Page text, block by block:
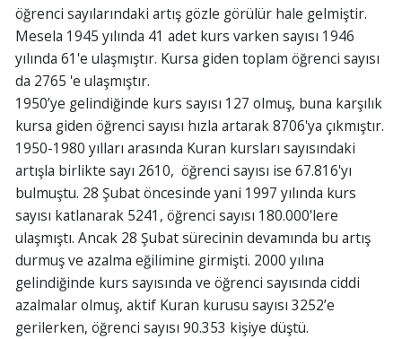
öğrenci sayılarındaki artış gözle görülür hale gelmiştir.
Mesela 1945 yılında 41 adet kurs varken sayısı 1946
yılında 61'e ulaşmıştır. Kursa giden toplam öğrenci sayısı
da 2765 'e ulaşmıştır.
1950’ye gelindiğinde kurs sayısı 127 olmuş, buna karşılık
kursa giden öğrenci sayısı hızla artarak 8706'ya çıkmıştır.
1950-1980 yılları arasında Kuran kursları sayısındaki
artışla birlikte sayı 2610, öğrenci sayısı ise 67.816'yı
bulmuştu. 28 Şubat öncesinde yani 1997 yılında kurs
sayısı katlanarak 5241, öğrenci sayısı 180.000'lere
ulaşmıştı. Ancak 28 Şubat sürecinin devamında bu artış
durmuş ve azalma eğilimine girmişti. 2000 yılına
gelindiğinde kurs sayısında ve öğrenci sayısında ciddi
azalmalar olmuş, aktif Kuran kurusu sayısı 3252’e
gerilerken, öğrenci sayısı 90.353 kişiye düştü.